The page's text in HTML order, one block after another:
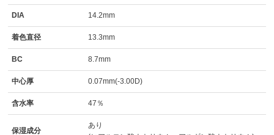
DIA 14.2mm
着色直径 13.3mm
BC 8.7mm
中心厚 0.07mm(-3.00D)
含水率 47％
保湿成分
あり